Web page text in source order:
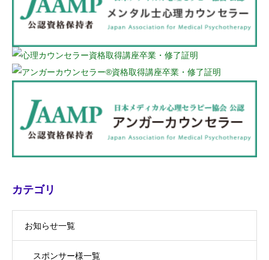
カテゴリ
お知らせ一覧
スポンサー様一覧